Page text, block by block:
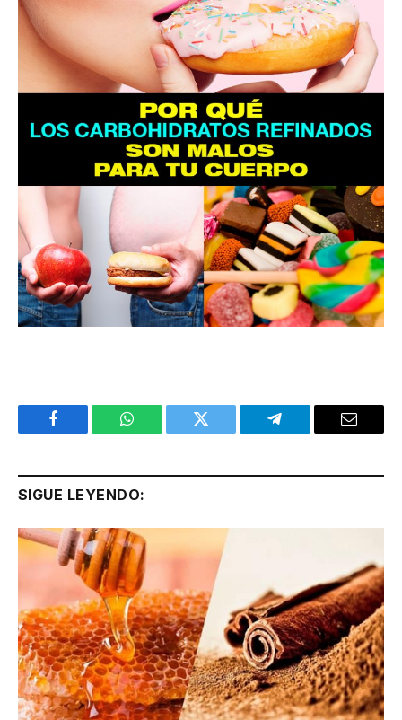
Facebook WhatsApp Twitter Telegram Email
SIGUE LEYENDO: